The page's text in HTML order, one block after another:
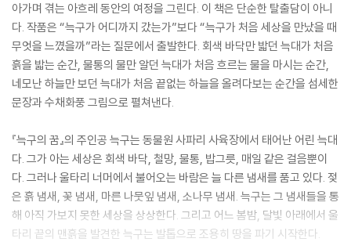
아가며 겪는 아흐레 동안의 여정을 그린다. 이 책은 단순한 탈출담이 아니
다. 작품은 “늑구가 어디까지 갔는가”보다 “늑구가 처음 세상을 만났을 때
무엇을 느꼈을까”라는 질문에서 출발한다. 회색 바닥만 밟던 늑대가 처음
흙을 밟는 순간, 물통의 물만 알던 늑대가 처음 흐르는 물을 마시는 순간,
네모난 하늘만 보던 늑대가 처음 끝없는 하늘을 올려다보는 순간을 섬세한
문장과 수채화풍 그림으로 펼쳐낸다.
『늑구의 꿈』의 주인공 늑구는 동물원 사파리 사육장에서 태어난 어린 늑대
다. 그가 아는 세상은 회색 바닥, 철망, 물통, 밥그릇, 매일 같은 걸음뿐이
다. 그러나 울타리 너머에서 불어오는 바람은 늘 다른 냄새를 품고 있다. 젖
은 흙 냄새, 꽃 냄새, 마른 나뭇잎 냄새, 소나무 냄새. 늑구는 그 냄새들을 통
해 아직 가보지 못한 세상을 상상한다. 그리고 어느 봄밤, 달빛 아래에서 울
타리 끝의 맨흙을 발견한 늑구는 발톱으로 조용히 땅을 파기 시작한다.